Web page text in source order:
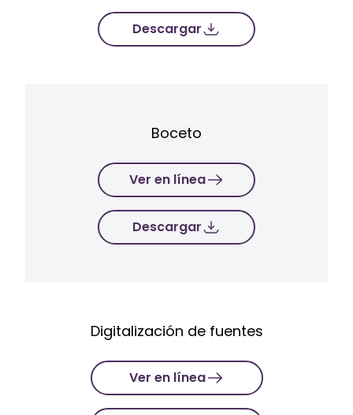
Descargar
Boceto
Ver en línea
Descargar
Digitalización de fuentes
Ver en línea